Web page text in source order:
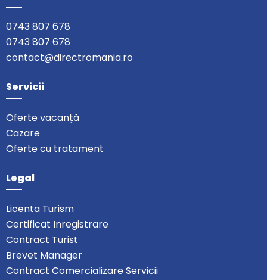
0743 807 678
0743 807 678
contact@directromania.ro
Servicii
Oferte vacanță
Cazare
Oferte cu tratament
Legal
Licenta Turism
Certificat Inregistrare
Contract Turist
Brevet Manager
Contract Comercializare Servicii